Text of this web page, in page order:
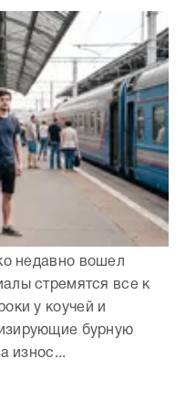
недавно вошел
стремятся все к
у коучей и
бурную
износ...